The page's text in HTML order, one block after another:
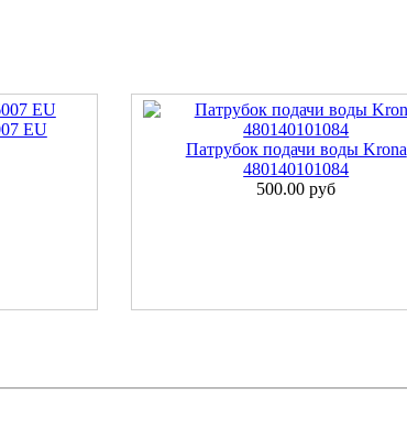
EU
Патрубок подачи воды Krona
480140101084
500.00 руб